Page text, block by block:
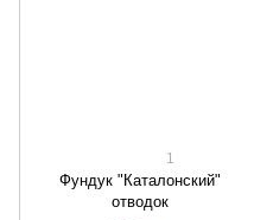
1
Фундук "Каталонский"
отводок